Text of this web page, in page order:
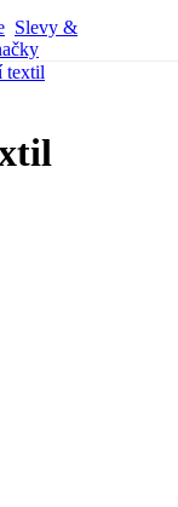
Slevy &
textil